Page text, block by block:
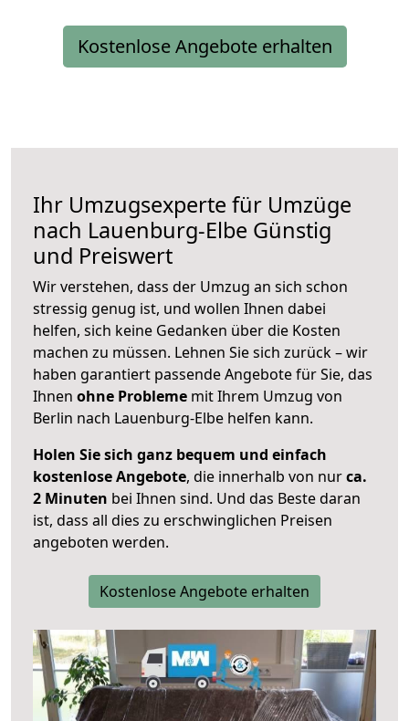
Kostenlose Angebote erhalten
Ihr Umzugsexperte für Umzüge
nach Lauenburg-Elbe Günstig
und Preiswert
Wir verstehen, dass der Umzug an sich schon
stressig genug ist, und wollen Ihnen dabei
helfen, sich keine Gedanken über die Kosten
machen zu müssen. Lehnen Sie sich zurück – wir
haben garantiert passende Angebote für Sie, das
Ihnen ohne Probleme mit Ihrem Umzug von
Berlin nach Lauenburg-Elbe helfen kann.
Holen Sie sich ganz bequem und einfach
kostenlose Angebote, die innerhalb von nurca.
2 Minuten bei Ihnen sind. Und das Beste daran
ist, dass all dies zu erschwinglichen Preisen
angeboten werden.
Kostenlose Angebote erhalten